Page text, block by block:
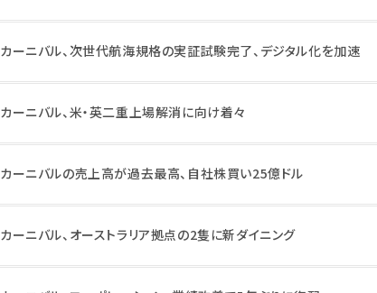
カーニバル、次世代航海規格の実証試験完了、デジタル化を加速
カーニバル、米・英二重上場解消に向け着々
カーニバルの売上高が過去最高、自社株買い25億ドル
カーニバル、オーストラリア拠点の2隻に新ダイニング